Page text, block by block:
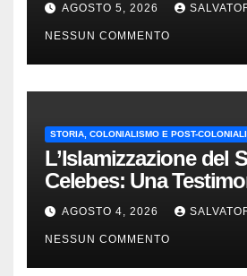
AGOSTO 5, 2026
NESSUN COMMENTO
STORIA, COLONIALISMO E POST-
L’Islamizzazione del
Celebes: Una
1840.
AGOSTO 4, 2026
NESSUN COMMENTO